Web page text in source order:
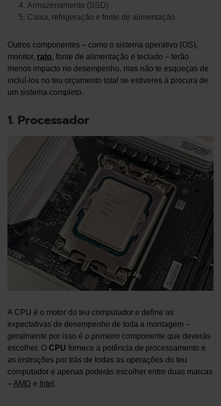
Armazenamento (SSD)
Caixa, refrigeração e fonte de alimentação
Outros componentes – como o sistema operativo (OS),
monitor, rato, fonte de alimentação e teclado – terão
menos impacto no desempenho, mas não te esqueças de
incluí-los no teu orçamento total se estiveres à procura de
um sistema completo.
1. Processador
A CPU é o motor do teu computador e define as
expectativas de desempenho de toda a montagem –
geralmente por isso é o primeiro componente que deverás
escolher. O CPU fornece a potência de processamento e
as instruções por trás de todas as operações do teu
computador e apenas poderás escolher entre duas marcas
–AMD e Intel .